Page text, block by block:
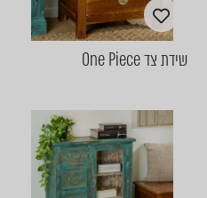
שידת צד One Piece